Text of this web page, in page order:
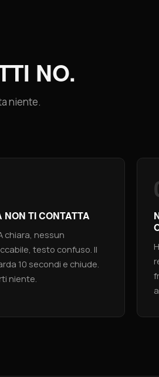
NO.
niente.
NON TI CONTATTA
chiara, nessun
testo confuso. Il
10 secondi e chiude.
niente.